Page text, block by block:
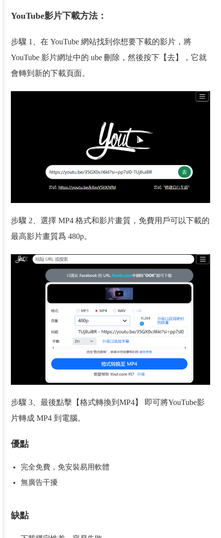
YouTube影片下載方法：
步驟 1、在 YouTube 網站找到你想要下載的影片，將
YouTube 影片網址中的 ube 刪除，然後按下【去】，它就
會轉到新的下載頁面。
步驟 2、選擇 MP4 格式和影片畫質，免費用戶可以下載的
最高影片畫質爲 480p。
步驟 3、最後點擊【格式轉換到MP4】 即可將YouTube影
片轉成 MP4 到電腦。
優點
完全免費，免安裝易用軟體
無廣告干擾
缺點